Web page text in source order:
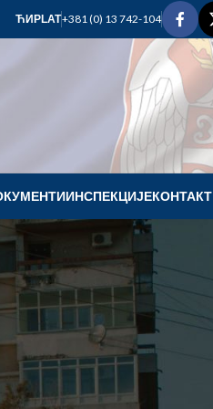
ЋИРLAT+381 (0) 13 742-104
ИНСПЕКЦИЈЕКОНТАКТ
septembar 2022.
U S Č P
1 2